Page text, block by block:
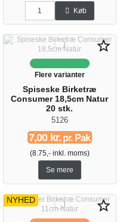
Køb
star_border
Flere varianter
Spiseske Birketræ
Consumer 18,5cm Natur
20 stk.
5126
7,00 kr.pr. Pak
(8.75,- inkl. moms)
Se mere
NYHED star_border